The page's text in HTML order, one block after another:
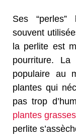
Ses
souvent
la perlite est
pourriture.
populaire au
plantes qui
pas trop
plantes grasses
perlite